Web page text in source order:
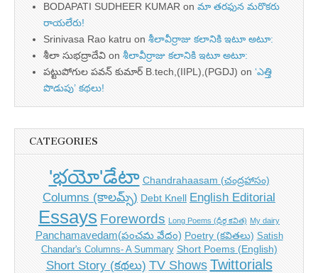
BODAPATI SUDHEER KUMAR on మా తరఫున మరొకరు
రాయలేరు!
Srinivasa Rao katru on శీలావీర్రాజు కలానికి ఇటూ అటూ:
శీలా సుభద్రాదేవి on శీలావీర్రాజు కలానికి ఇటూ అటూ:
పట్టుపోగుల పవన్ కుమార్ B.tech,(IIPL),(PGDJ) on ‘ఎత్తి
పొడుపు’ కథలు!
CATEGORIES
'భయో'డేటా Chandrahaasam (చంద్రహాసం)
Columns (కాలమ్స్) Debt Knell English Editorial
Essays Forewords Long Poems (ధీర్గ కవిత) My dairy
Panchamavedam(పంచమ వేదం) Poetry (కవితలు) Satish
Chandar's Columns- A Summary Short Poems (English)
Short Story (కథలు) TV Shows Twittorials